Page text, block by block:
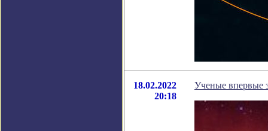
18.02.2022
20:18
Ученые впервые